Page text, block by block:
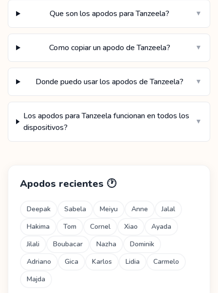
Que son los apodos para Tanzeela? ▼
Como copiar un apodo de Tanzeela? ▼
Donde puedo usar los apodos de Tanzeela? ▼
Los apodos para Tanzeela funcionan en todos los
dispositivos?
▼
Apodos recientes 🕐
Deepak Sabela Meiyu Anne
Jalal
Hakima
Tom Cornel Xiao
Ayada
Jilali
Boubacar Nazha
Dominik
Adriano
Gica Karlos Lidia
Carmelo
Majda